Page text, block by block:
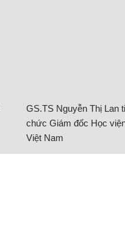
GS.TS Nguyễn Thị Lan
chức Giám đốc Học
Việt Nam